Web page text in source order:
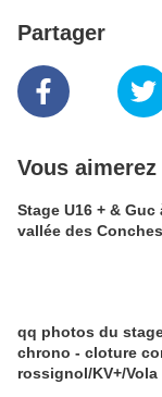
Partager
Vous
Stage U16 + &
vallée des
qq photos du
chrono - cloture
rossignol/KV+/Vola